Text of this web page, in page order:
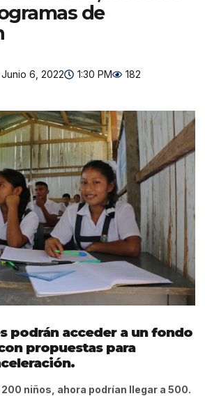
de
Junio 6, 2022 1:30 PM 182
podrán acceder a un fondo
propuestas para
niños, ahora podrían llegar a 500.